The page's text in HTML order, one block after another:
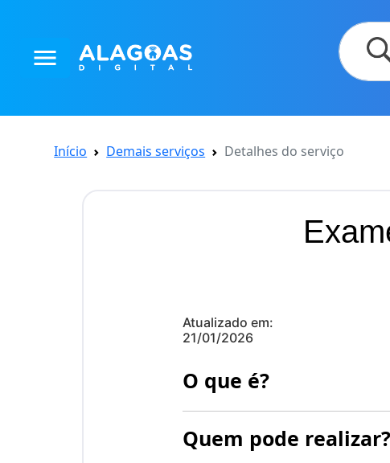
menu
Início Demais serviços Detalhes do serviço
Atualizado em:
21/01/2026
O que é?
Quem pode realizar?